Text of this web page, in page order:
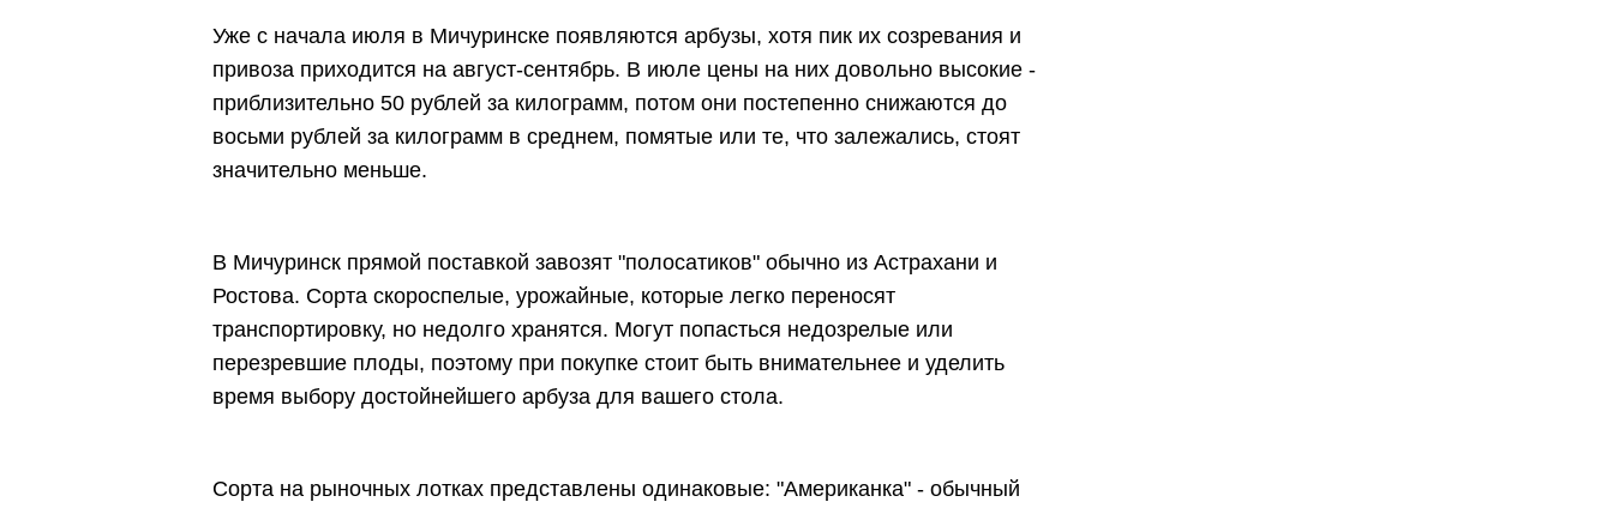
Уже с начала июля в Мичуринске появляются арбузы, хотя пик их созревания и
привоза приходится на август-сентябрь. В июле цены на них довольно высокие -
приблизительно 50 рублей за килограмм, потом они постепенно снижаются до
восьми рублей за килограмм в среднем, помятые или те, что залежались, стоят
значительно меньше.
В Мичуринск прямой поставкой завозят "полосатиков" обычно из Астрахани и
Ростова. Сорта скороспелые, урожайные, которые легко переносят
транспортировку, но недолго хранятся. Могут попасться недозрелые или
перезревшие плоды, поэтому при покупке стоит быть внимательнее и уделить
время выбору достойнейшего арбуза для вашего стола.
Сорта на рыночных лотках представлены одинаковые: "Американка" - обычный